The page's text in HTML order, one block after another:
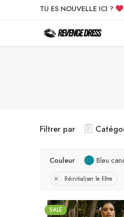
TU ES NOUVELLE ICI ?
Filtrer par
Couleur Bleu
Réinitialiser le filtre
SALE